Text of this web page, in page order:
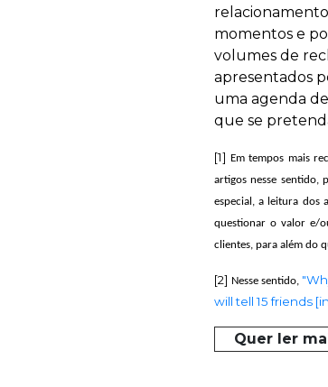
momentos e
volumes de
apresentados
uma agenda
que se
[1] Em tempos mais
artigos nesse sentido,
especial, a leitura dos
questionar o valor e/
clientes, para além do
[2] Nesse sentido,
will tell 15 friends
Quer ler